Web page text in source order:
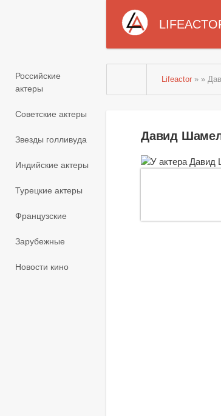
Российские
актеры
Советские актеры
Звезды голливуда
Индийские актеры
Турецкие актеры
Французские
Зарубежные
Новости кино
Lifeactor » »
Давид